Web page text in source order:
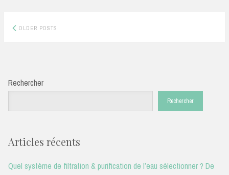
Posts
OLDER POSTS
Rechercher
Rechercher
Articles récents
Quel système de filtration & purification de l’eau sélectionner ? De